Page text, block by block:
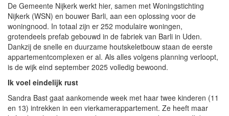
De Gemeente Nijkerk werkt hier, samen met Woningstichting
Nijkerk (WSN) en bouwer Barli, aan een oplossing voor de
woningnood. In totaal zijn er 252 modulaire woningen,
grotendeels prefab gebouwd in de fabriek van Barli in Uden.
Dankzij de snelle en duurzame houtskeletbouw staan de eerste
appartementcomplexen er al. Als alles volgens planning verloopt,
is de wijk eind september 2025 volledig bewoond.
Ik voel eindelijk rust
Sandra Bast gaat aankomende week met haar twee kinderen (11
en 13) intrekken in een vierkamerappartement. Ze heeft maar